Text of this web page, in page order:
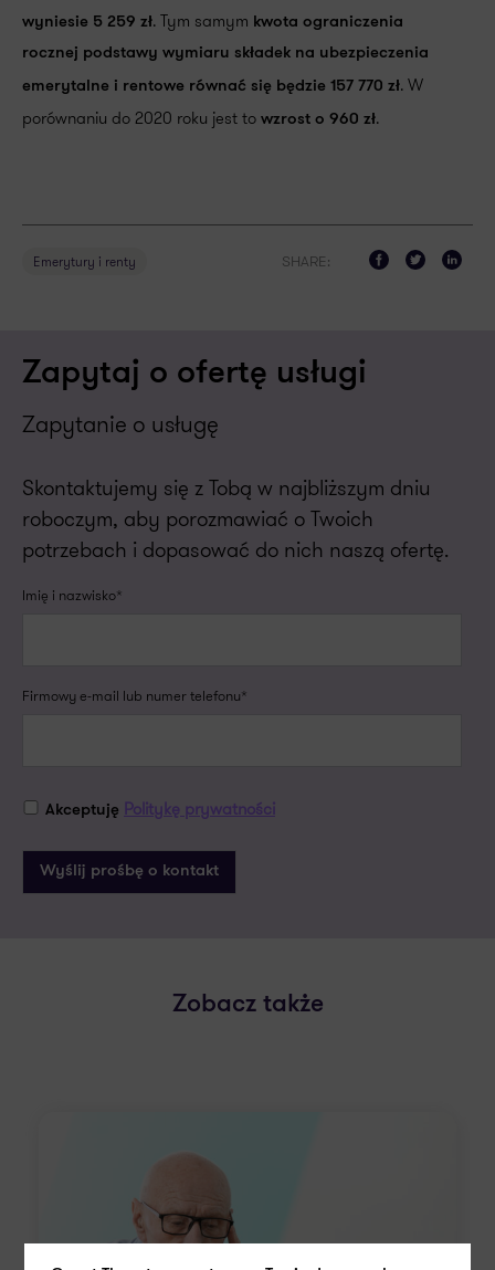
wyniesie 5 259 zł. Tym samym kwota ograniczenia
rocznej podstawy wymiaru składek na ubezpieczenia
emerytalne i rentowe równać się będzie 157 770 zł. W
porównaniu do 2020 roku jest to wzrost o 960 zł.
Emerytury i renty SHARE:
Zapytaj o ofertę usługi
Zapytanie o usługę
Skontaktujemy się z Tobą w najbliższym dniu
roboczym, aby porozmawiać o Twoich
potrzebach i dopasować do nich naszą ofertę.
Imię i nazwisko*
Firmowy e-mail lub numer telefonu*
Akceptuję Politykę prywatności
Zobacz także